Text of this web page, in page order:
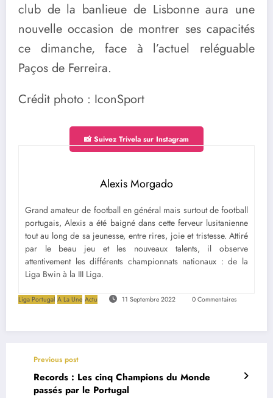
club de la banlieue de Lisbonne aura une
nouvelle occasion de montrer ses capacités
ce dimanche, face à l’actuel reléguable
Paços de Ferreira.
Crédit photo : IconSport
📸 Suivez Trivela sur Instagram
Alexis Morgado
Grand amateur de football en général mais surtout de football
portugais, Alexis a été baigné dans cette ferveur lusitanienne
tout au long de sa jeunesse, entre rires, joie et tristesse. Attiré
par le beau jeu et les nouveaux talents, il observe
attentivement les différents championnats nationaux : de la
Liga Bwin à la III Liga.
Liga Portugal A La Une Actu 11 Septembre 2022 0 Commentaires
Previous post
Records : Les cinq Champions du Monde
passés par le Portugal